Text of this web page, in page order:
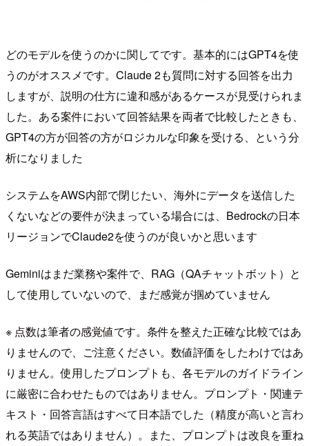
どのモデルを使うのかに関してです。基本的にはGPT4を使
うのがオススメです。Claude 2も質問に対する回答を出力
しますが、説明の仕方に違和感があるケースが見受けられま
した。ある案件において回答結果を両者で比較したときも、
GPT4の方が回答の方がロジカルな印象を受ける、という分
析になりました
システムをAWS内部で閉じたい、海外にデータを送信した
くないなどの要件が決まっている場合には、Bedrockの日本
リージョンでClaude2を使うのが良いかと思います
Geminiはまだ業務や案件で、RAG（QAチャットボット）と
して使用していないので、まだ感覚が掴めていません
※ 点数は筆者の感覚値です。条件を整えた正確な比較ではあ
りませんので、ご注意ください。数値評価をしたわけではあ
りません。使用したプロンプトも、各モデルのガイドライン
に厳密に合わせたものではありません。プロンプト・関連テ
キスト・回答言語はすべて日本語でした（精度が高いと言わ
れる英語ではありません）。また、プロンプトは改良を重ね